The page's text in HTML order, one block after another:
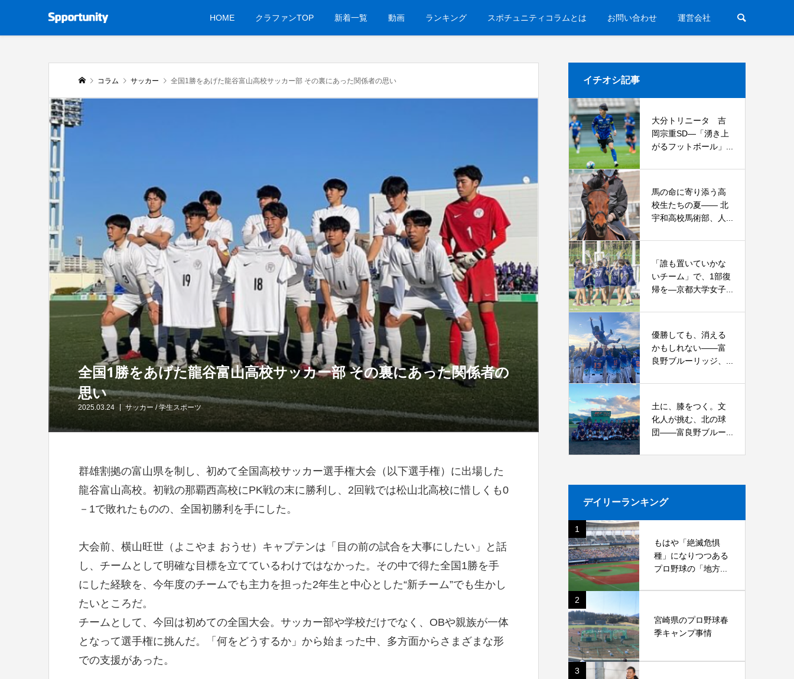
HOME クラファンTOP 新着一覧 動画 ランキング スポチュニティコラムとは お問い合わせ 運営会社
コラム サッカー 全国1勝をあげた龍谷富山高校サッカー部 その裏にあった関係者の思い
全国1勝をあげた龍谷富山高校サッカー部 その裏にあった関係者の
思い
2025.03.24 サッカー /学生スポーツ
群雄割拠の富山県を制し、初めて全国高校サッカー選手権大会（以下選手権）に出場した
龍谷富山高校。初戦の那覇西高校にPK戦の末に勝利し、2回戦では松山北高校に惜しくも0
－1で敗れたものの、全国初勝利を手にした。
大会前、横山旺世（よこやま おうせ）キャプテンは「目の前の試合を大事にしたい」と話
し、チームとして明確な目標を立てているわけではなかった。その中で得た全国1勝を手
にした経験を、今年度のチームでも主力を担った2年生と中心とした“新チーム”でも生かし
たいところだ。
チームとして、今回は初めての全国大会。サッカー部や学校だけでなく、OBや親族が一体
となって選手権に挑んだ。「何をどうするか」から始まった中、多方面からさまざまな形
での支援があった。
イチオシ記事
大分トリニータ 吉
岡宗重SD―「湧き上
がるフットボール」...
馬の命に寄り添う高
校生たちの夏—— 北
宇和高校馬術部、人...
「誰も置いていかな
いチーム」で、1部復
帰を―京都大学女子...
優勝しても、消える
かもしれない――富
良野ブルーリッジ、...
土に、膝をつく。文
化人が挑む、北の球
団――富良野ブルー...
デイリーランキング
1
もはや「絶滅危惧
種」になりつつある
プロ野球の「地方...
2
宮崎県のプロ野球春
季キャンプ事情
3